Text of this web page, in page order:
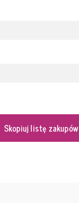
Skopiuj listę zakupów